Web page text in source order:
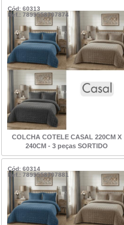
Cód: 60313
Ref.: 7899558707874
COLCHA COTELE CASAL 220CM X
240CM - 3 peças SORTIDO
Cód: 60314
Ref.: 7899558707881